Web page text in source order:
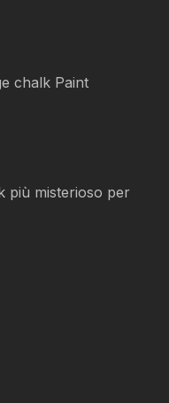
chalk Paint
più misterioso per